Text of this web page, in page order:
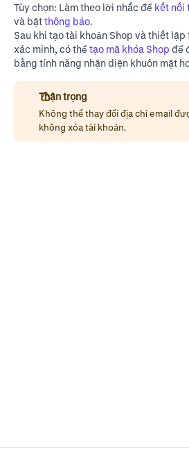
Tùy chọn: Làm theo lời nhắc để kết nối
và bậtthông báo.
Sau khi tạo tài khoản Shop và thiết lập
xác minh, có thểtạo mã khóa Shop để
bằng tính năng nhận diện khuôn mặt
Thận trọng
Không thể thay đổi địa chỉ email
không xóa tài khoản.